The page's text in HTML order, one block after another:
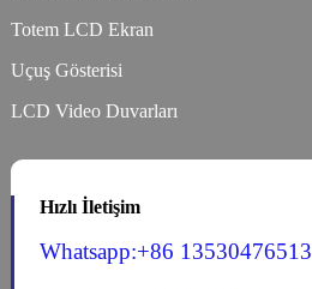
Totem LCD Ekran
Uçuş Gösterisi
LCD Video Duvarları
Hızlı İletişim
Whatsapp:+86 13530476513